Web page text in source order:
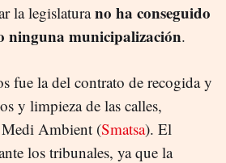
la legislaturano ha conseguido
ninguna municipalización.
fue la del contrato de recogida y
y limpieza de las calles,
Medi Ambient (Smatsa). El
los tribunales, ya que la